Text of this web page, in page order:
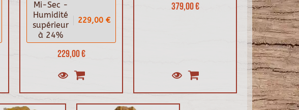
229,00 €
Mi-Sec -
Humidité
supérieur
à 24%
229,00 €
379,00 €